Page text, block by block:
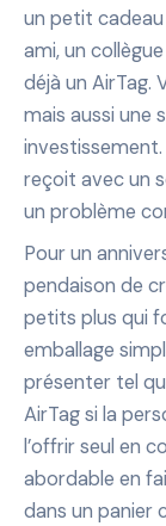
un petit
ami, un
déjà un AirTag.
mais aussi une
investissement.
reçoit avec un
un problème
Pour un
pendaison de
petits plus qui
emballage
présenter tel
AirTag si la
l’offrir seul en
abordable en
dans un panier